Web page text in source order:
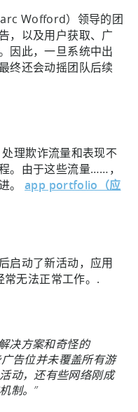
Wofford）领导的团
，以及用户获取、广
因此，一旦系统中出
终还会动摇团队后续
理欺诈流量和表现不
。由于这些流量……，
。app portfolio（应
启动了新活动，应用
无法正常工作。.
决方案和奇怪的
告位并未覆盖所有游
动，还有些网络刚成
制。”